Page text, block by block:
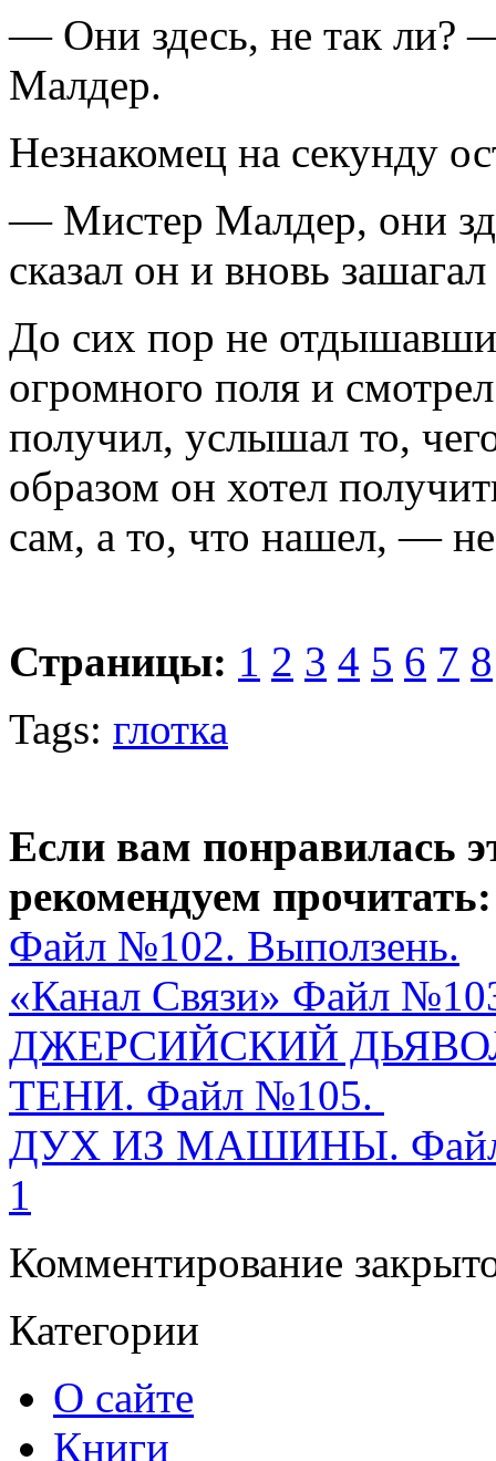
— Они здесь, не так ли?
Малдер.
Незнакомец на секунду
— Мистер Малдер, они
сказал он и вновь
До cиx пор не
огромного поля и
получил, услышал то,
образом он хотел
сам, а то, что нашел, —
Страницы: 1 2 3 4 5 6 7 8
Tags: глотка
Если вам понравилась
рекомендуем прочитать:
Файл №102. Выползень.
«Канал Связи» Файл
ДЖЕРСИЙСКИЙ
ТЕНИ. Файл №105.
ДУХ ИЗ МАШИНЫ.
1
Комментирование
Категории
О сайте
Книги